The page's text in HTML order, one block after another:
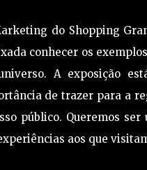
do Shopping
conhecer os
A exposição
de trazer para a
público. Queremos
aos que